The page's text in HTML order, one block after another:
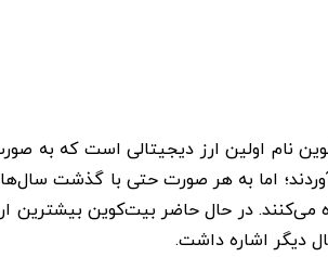
نام اولین ارز دیجیتالی است که به
اما به هر صورت حتی با گذشت
می‌کنند. در حال حاضر بیت‌کوین بیشترین
دیگر اشاره داشت.